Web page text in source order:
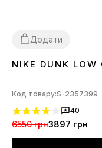
Додати
3637 383940 4142 43
NIKE DUNK LOW
Код товару:S-2357399
40
6550 грн3897 грн